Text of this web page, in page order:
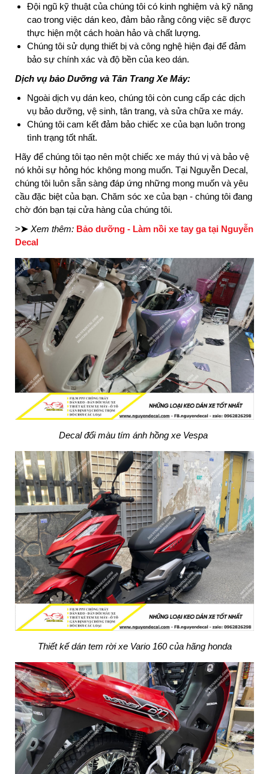
Đội ngũ kỹ thuật của chúng tôi có kinh nghiệm và kỹ năng
cao trong việc dán keo, đảm bảo rằng công việc sẽ được
thực hiện một cách hoàn hảo và chất lượng.
Chúng tôi sử dụng thiết bị và công nghệ hiện đại để đảm
bảo sự chính xác và độ bền của keo dán.
Dịch vụ bảo Dưỡng và Tân Trang Xe Máy:
Ngoài dịch vụ dán keo, chúng tôi còn cung cấp các dịch
vụ bảo dưỡng, vệ sinh, tân trang, và sửa chữa xe máy.
Chúng tôi cam kết đảm bảo chiếc xe của bạn luôn trong
tình trạng tốt nhất.
Hãy để chúng tôi tạo nên một chiếc xe máy thú vị và bảo vệ
nó khỏi sự hỏng hóc không mong muốn. Tại Nguyễn Decal,
chúng tôi luôn sẵn sàng đáp ứng những mong muốn và yêu
cầu đặc biệt của bạn. Chăm sóc xe của bạn - chúng tôi đang
chờ đón bạn tại cửa hàng của chúng tôi.
>➤ Xem thêm: Bảo dưỡng - Làm nồi xe tay ga tại Nguyễn
Decal
Decal đổi màu tím ánh hồng xe Vespa
Thiết kế dán tem rời xe Vario 160 của hãng honda